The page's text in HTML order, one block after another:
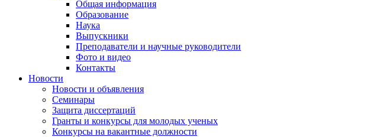
Общая информация
Образование
Наука
Выпускники
Преподаватели и научные руководители
Фото и видео
Контакты
Новости
Новости и объявления
Семинары
Защита диссертаций
Гранты и конкурсы для молодых ученых
Конкурсы на вакантные должности